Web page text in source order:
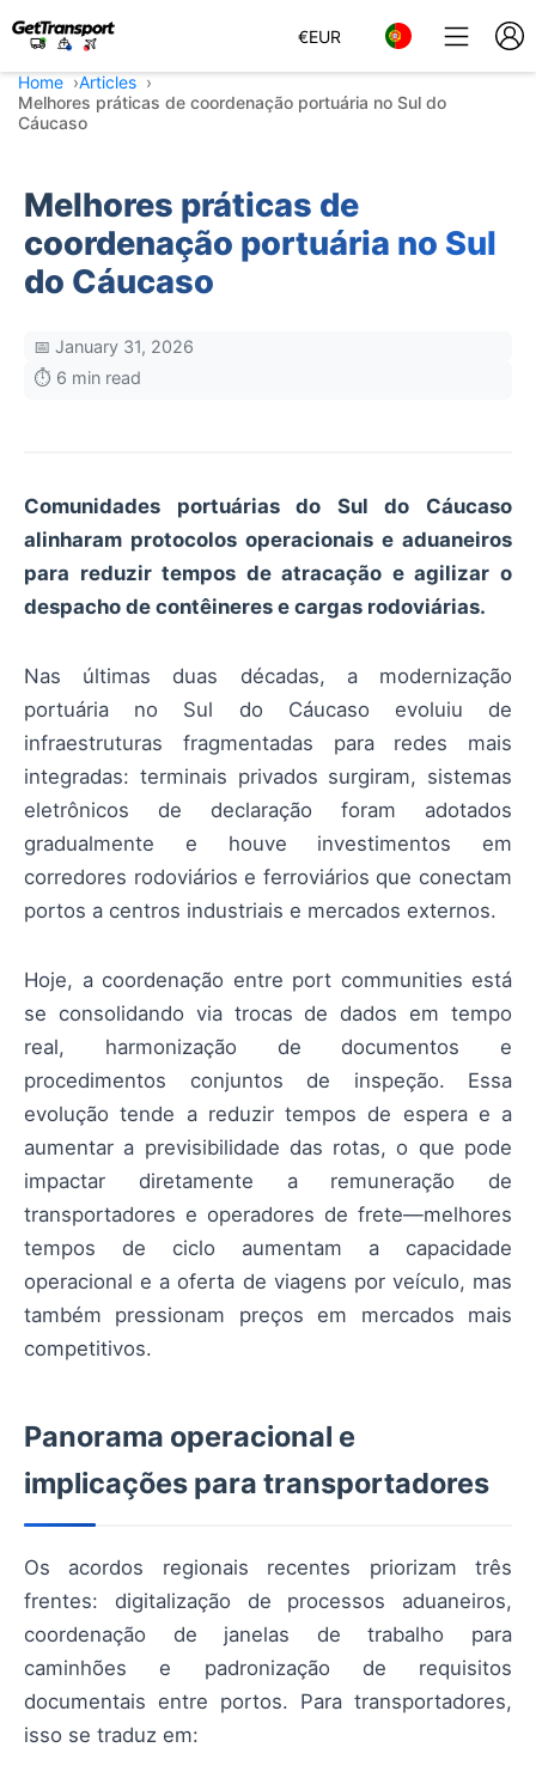
€EUR
Home
Articles
Melhores práticas de coordenação portuária no Sul do
Cáucaso
Melhores práticas de
coordenação portuária no Sul
do Cáucaso
📅 January 31, 2026
⏱️ 6 min read
Comunidades portuárias do Sul do Cáucaso
alinharam protocolos operacionais e aduaneiros
para reduzir tempos de atracação e agilizar o
despacho de contêineres e cargas rodoviárias.
Nas últimas duas décadas, a modernização
portuária no Sul do Cáucaso evoluiu de
infraestruturas fragmentadas para redes mais
integradas: terminais privados surgiram, sistemas
eletrônicos de declaração foram adotados
gradualmente e houve investimentos em
corredores rodoviários e ferroviários que conectam
portos a centros industriais e mercados externos.
Hoje, a coordenação entre port communities está
se consolidando via trocas de dados em tempo
real, harmonização de documentos e
procedimentos conjuntos de inspeção. Essa
evolução tende a reduzir tempos de espera e a
aumentar a previsibilidade das rotas, o que pode
impactar diretamente a remuneração de
transportadores e operadores de frete—melhores
tempos de ciclo aumentam a capacidade
operacional e a oferta de viagens por veículo, mas
também pressionam preços em mercados mais
competitivos.
Panorama operacional e
implicações para transportadores
Os acordos regionais recentes priorizam três
frentes: digitalização de processos aduaneiros,
coordenação de janelas de trabalho para
caminhões e padronização de requisitos
documentais entre portos. Para transportadores,
isso se traduz em: